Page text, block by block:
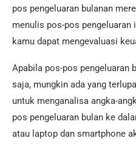
pos pengeluaran bulanan
menulis pos-pos pengeluaran
kamu dapat mengevaluasi
Apabila pos-pos pengeluaran
saja, mungkin ada yang
untuk menganalisa angka-
pos pengeluaran bulan ke
atau laptop dan smartphone